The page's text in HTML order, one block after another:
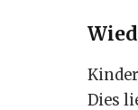
Dies